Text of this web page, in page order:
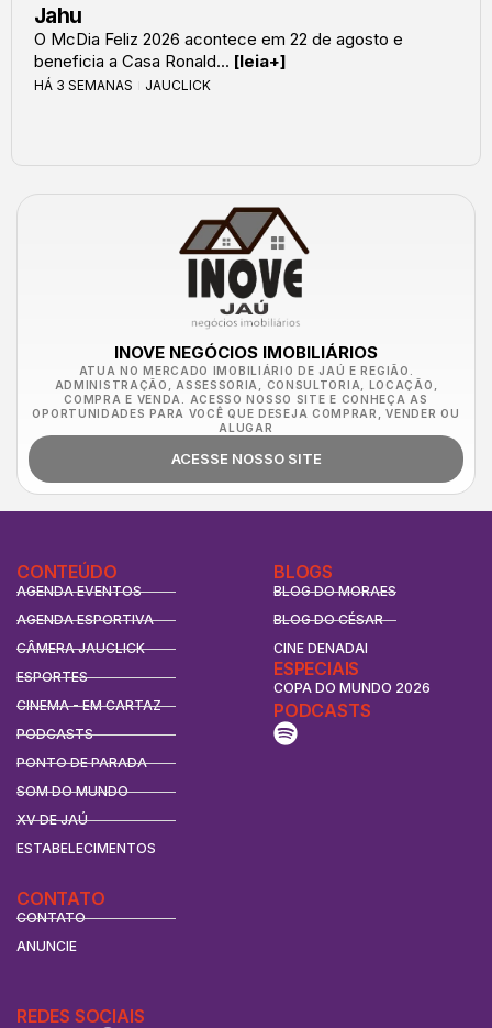
Jahu
O McDia Feliz 2026 acontece em 22 de agosto e
beneficia a Casa Ronald... [leia+]
HÁ 3 SEMANAS JAUCLICK
INOVE NEGÓCIOS IMOBILIÁRIOS
ATUA NO MERCADO IMOBILIÁRIO DE JAÚ E REGIÃO.
ADMINISTRAÇÃO, ASSESSORIA, CONSULTORIA, LOCAÇÃO,
COMPRA E VENDA. ACESSO NOSSO SITE E CONHEÇA AS
OPORTUNIDADES PARA VOCÊ QUE DESEJA COMPRAR, VENDER OU
ALUGAR
ACESSE NOSSO SITE
CONTEÚDO
AGENDA EVENTOS
AGENDA ESPORTIVA
CÂMERA JAUCLICK
ESPORTES
CINEMA - EM CARTAZ
PODCASTS
PONTO DE PARADA
SOM DO MUNDO
XV DE JAÚ
ESTABELECIMENTOS
BLOGS
BLOG DO MORAES
BLOG DO CÉSAR
CINE DENADAI
ESPECIAIS
COPA DO MUNDO 2026
CONTATO
CONTATO
ANUNCIE
PODCASTS
REDES SOCIAIS